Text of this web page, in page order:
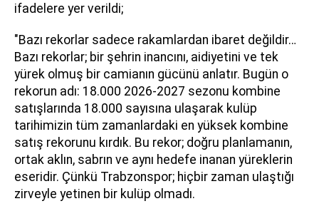
ifadelere yer verildi;
"Bazı rekorlar sadece rakamlardan ibaret değildir…
Bazı rekorlar; bir şehrin inancını, aidiyetini ve tek
yürek olmuş bir camianın gücünü anlatır. Bugün o
rekorun adı: 18.000 2026-2027 sezonu kombine
satışlarında 18.000 sayısına ulaşarak kulüp
tarihimizin tüm zamanlardaki en yüksek kombine
satış rekorunu kırdık. Bu rekor; doğru planlamanın,
ortak aklın, sabrın ve aynı hedefe inanan yüreklerin
eseridir. Çünkü Trabzonspor; hiçbir zaman ulaştığı
zirveyle yetinen bir kulüp olmadı.